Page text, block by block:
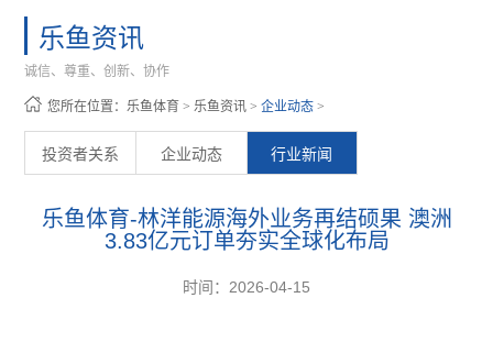
乐鱼资讯
诚信、尊重、创新、协作
您所在位置：乐鱼体育 >乐鱼资讯 >企业动态 >
投资者关系 企业动态 行业新闻
乐鱼体育-林洋能源海外业务再结硕果 澳洲
3.83亿元订单夯实全球化布局
时间：2026-04-15